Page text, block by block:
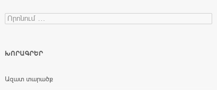
Search for:
ԽՈՐԱԳՐԵՐ
Ազատ տարածք